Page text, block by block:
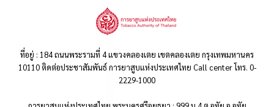
ที่อยู่ : 184 ถนนพระรามที่ 4 แขวงคลองเตย เขตคลองเตย กรุงเทพมหานคร
10110 ติดต่อประชาสัมพันธ์ การยาสูบแห่งประเทศไทย Call center โทร. 0-
2229-1000